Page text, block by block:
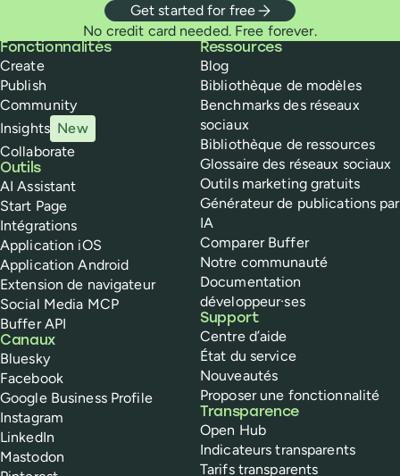
Get started for free
No credit card needed. Free forever.
Buffer
Fonctionnalités
Create
Publish
Community
Insights New
Collaborate
Outils
AI Assistant
Start Page
Intégrations
Application iOS
Application Android
Extension de navigateur
Social Media MCP
Buffer API
Canaux
Bluesky
Facebook
Google Business Profile
Instagram
LinkedIn
Mastodon
Ressources
Blog
Bibliothèque de modèles
Benchmarks des réseaux
sociaux
Bibliothèque de ressources
Glossaire des réseaux sociaux
Outils marketing gratuits
Générateur de publications par
IA
Comparer Buffer
Notre communauté
Documentation
développeur·ses
Support
Centre d’aide
État du service
Nouveautés
Proposer une fonctionnalité
Transparence
Open Hub
Indicateurs transparents
Tarifs transparents